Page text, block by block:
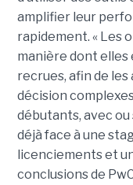
amplifier leur
rapidement. « Les
manière dont
recrues, afin de
décision
débutants, avec
déjà face à une
licenciements et
conclusions de